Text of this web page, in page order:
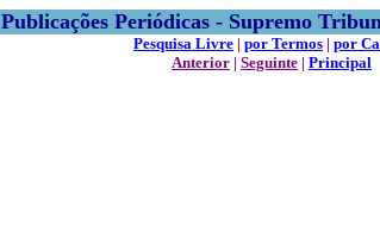
Publicações Periódicas - Supremo
Pesquisa Livre | por Termos | por
Anterior | Seguinte | Principal